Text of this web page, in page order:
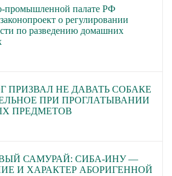
промышленной палате РФ
о регулировании
по разведению домашних
ПРИЗВАЛ НЕ ДАВАТЬ СОБАКЕ
ПРИ ПРОГЛАТЫВАНИИ
ПРЕДМЕТОВ
САМУРАЙ: СИБА-ИНУ —
И ХАРАКТЕР АБОРИГЕННОЙ